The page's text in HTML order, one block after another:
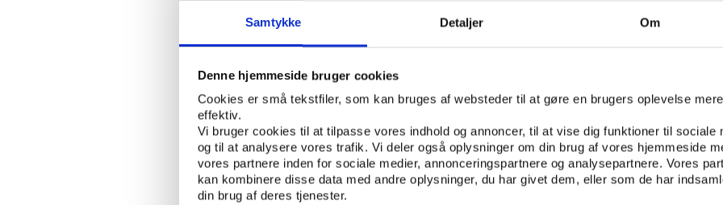
Samtykke Detaljer Om
Denne hjemmeside bruger cookies
Cookies er små tekstfiler, som kan bruges af websteder til at gøre en brugers oplevelse mere
effektiv.
Vi bruger cookies til at tilpasse vores indhold og annoncer, til at vise dig funktioner til sociale
og til at analysere vores trafik. Vi deler også oplysninger om din brug af vores hjemmeside
vores partnere inden for sociale medier, annonceringspartnere og analysepartnere. Vores
kan kombinere disse data med andre oplysninger, du har givet dem, eller som de har
din brug af deres tjenester.
den rigtige retning, er dansk kvindehåndbold til gengæld domineret af de
mastodonter. Ser vi bort fra, at FCK Håndbold til næste år bliver en seriøs
mesterskabet, tyder meget på, at mastodonterne i dansk kvindehåndbold stadig
dominerer og vil gøre det fremover. Også her er den økonomiske formåen en ret
strømpil på de sportslige styrkeforhold.
De to tidligere udfordrere til mesterskabskampen, Slagelse Dream Team og
har begge meget vanskelige betingelser oven på en turbulent tid. Hvad angår
har Anja Andersens afsked efterladt klubben i noget nær ruiner. Sponsormidler
spillerstaben er langt fra på samme niveau som i de foregående sæsoner. Det